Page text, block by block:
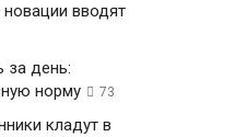
вводят
за день:
норму
73
кладут в